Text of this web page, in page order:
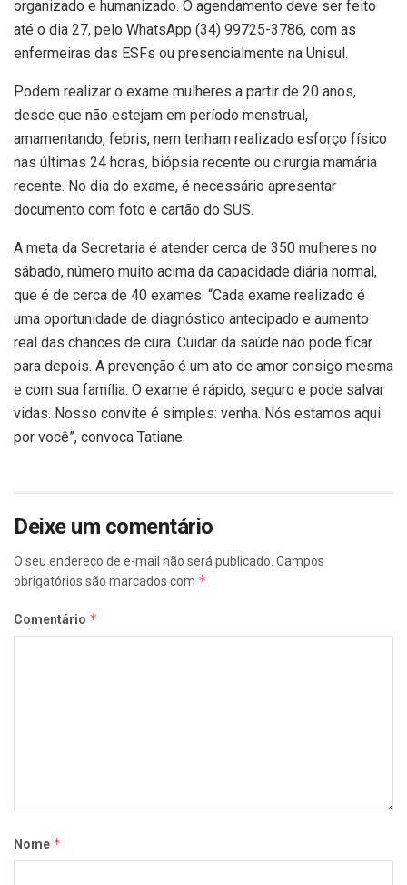
organizado e humanizado. O agendamento deve ser feito
até o dia 27, pelo WhatsApp (34) 99725-3786, com as
enfermeiras das ESFs ou presencialmente na Unisul.
Podem realizar o exame mulheres a partir de 20 anos,
desde que não estejam em período menstrual,
amamentando, febris, nem tenham realizado esforço físico
nas últimas 24 horas, biópsia recente ou cirurgia mamária
recente. No dia do exame, é necessário apresentar
documento com foto e cartão do SUS.
A meta da Secretaria é atender cerca de 350 mulheres no
sábado, número muito acima da capacidade diária normal,
que é de cerca de 40 exames. “Cada exame realizado é
uma oportunidade de diagnóstico antecipado e aumento
real das chances de cura. Cuidar da saúde não pode ficar
para depois. A prevenção é um ato de amor consigo mesma
e com sua família. O exame é rápido, seguro e pode salvar
vidas. Nosso convite é simples: venha. Nós estamos aqui
por você”, convoca Tatiane.
Deixe um comentário
O seu endereço de e-mail não será publicado. Campos
obrigatórios são marcados com *
Comentário *
Nome *